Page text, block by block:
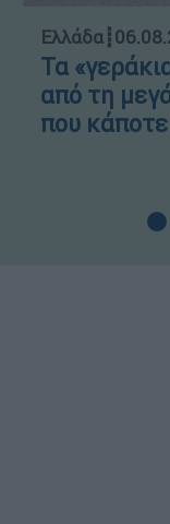
Ελλάδα┋
Τα
από τη
που